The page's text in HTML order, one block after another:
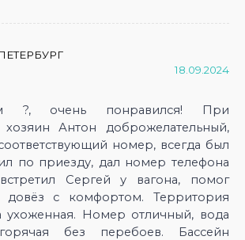
18.09.2024
?, очень понравился! При
Антон доброжелательный,
номер, всегда был
по приезду, дал номер телефона
Сергей у вагона, помог
довёз с комфортом. Территория
ухоженная. Номер отличный, вода
без перебоев. Бассейн